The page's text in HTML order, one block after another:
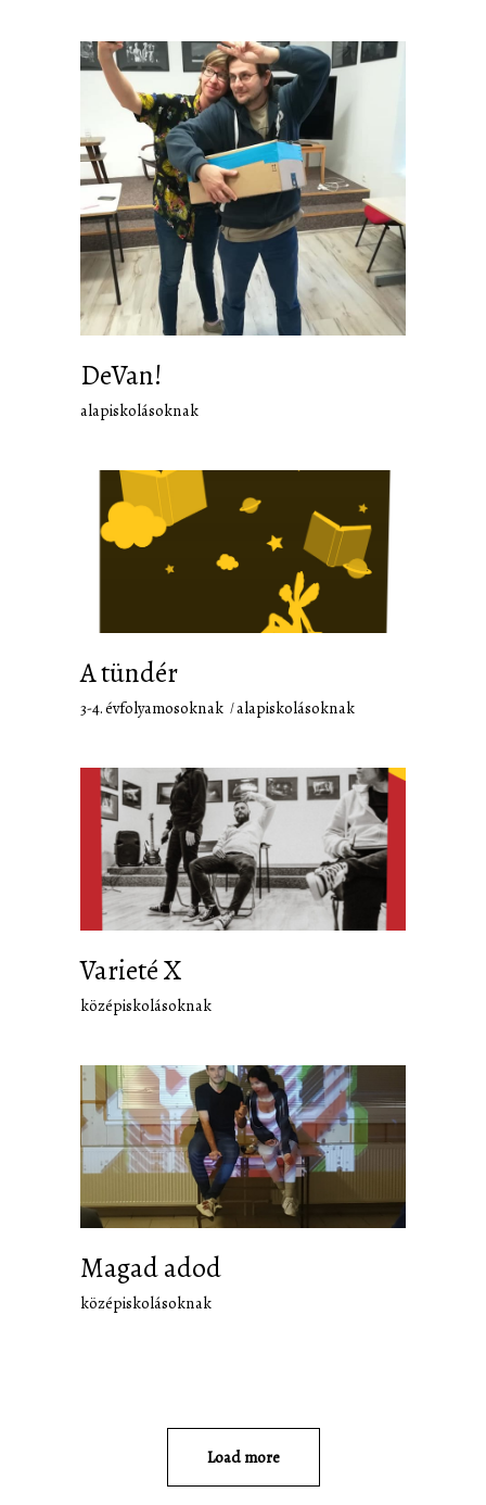
DeVan!
alapiskolásoknak
A tündér
3-4. évfolyamosoknak alapiskolásoknak
Varieté X
középiskolásoknak
Magad adod
középiskolásoknak
Load more